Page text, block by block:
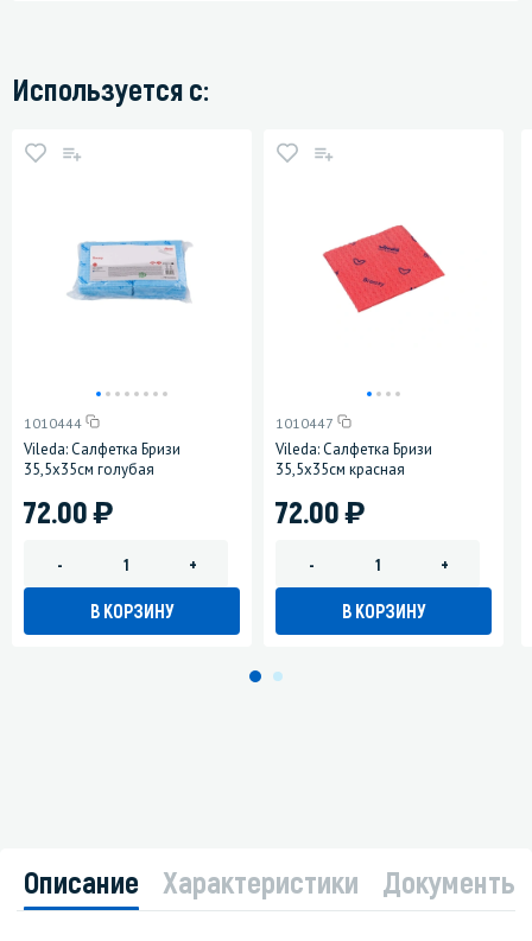
Используется с:
1010444
Vileda: Салфетка Бризи
35,5x35см голубая
72.00)
- +
В КОРЗИНУ
1010447
Vileda: Салфетка Бризи
35,5x35см красная
72.00)
- +
В КОРЗИНУ
Описание Характеристики Документы